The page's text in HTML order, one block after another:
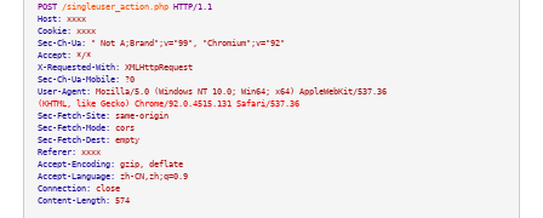
POST /singleuser_action.php HTTP/1.1
Host: xxxx
Cookie: xxxx
Sec-Ch-Ua: " Not A;Brand";v="99", "Chromium";v="92"
Accept: */*
X-Requested-With: XMLHttpRequest
Sec-Ch-Ua-Mobile: ?0
User-Agent: Mozilla/5.0 (Windows NT 10.0; Win64; x64) AppleWebKit/537.36
(KHTML, like Gecko) Chrome/92.0.4515.131 Safari/537.36
Sec-Fetch-Site: same-origin
Sec-Fetch-Mode: cors
Sec-Fetch-Dest: empty
Referer: xxxx
Accept-Encoding: gzip, deflate
Accept-Language: zh-CN,zh;q=0.9
Connection: close
Content-Length: 574